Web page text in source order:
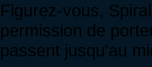
Figurez-vous,
permission de
passent jusqu'au